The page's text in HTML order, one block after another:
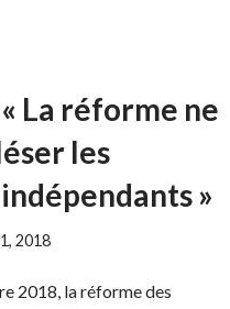
La réforme ne
les
»
2018
2018, la réforme des